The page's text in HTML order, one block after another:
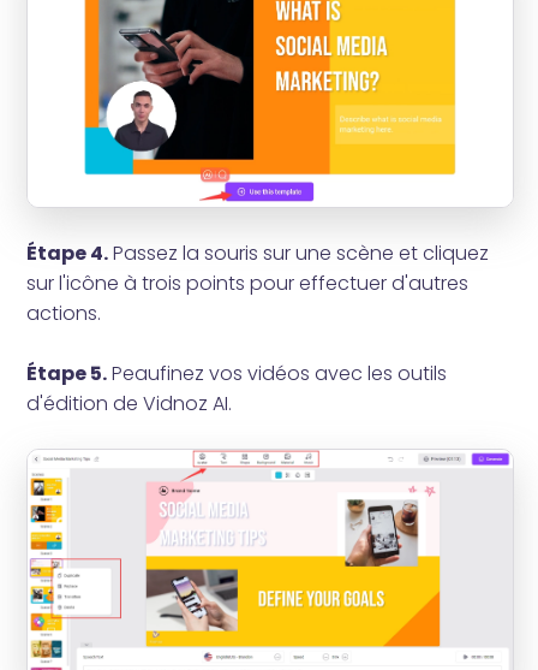
Étape 4.Passez la souris sur une scène et cliquez
sur l'icône à trois points pour effectuer d'autres
actions.
Étape 5.Peaufinez vos vidéos avec les outils
d'édition de Vidnoz AI.